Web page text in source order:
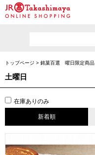
トップページ > 銘菓百選 曜日限定商品
土曜日
在庫ありのみ
新着順